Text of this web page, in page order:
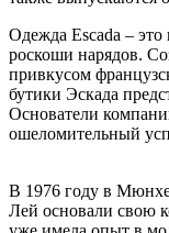
Одежда Escada – это
роскоши нарядов.
привкусом
бутики Эскада
Основатели
ошеломительный
В 1976 году в
Лей основали свою